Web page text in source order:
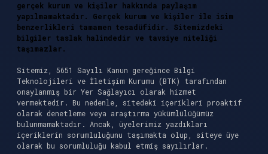
gerçek kurum ve kişiler hakkında paylaşım
yapılmamaktadır. Gerçek kurum ve kişiler ile isim
benzerlikleri tamamen tesadüfidir. Sitemizdeki
bilgiler taslak halindedir ve tavsiye niteliği
taşımazlar.
Sitemiz, 5651 Sayılı Kanun gereğince Bilgi
Teknolojileri ve İletişim Kurumu (BTK) tarafından
onaylanmış bir Yer Sağlayıcı olarak hizmet
vermektedir. Bu nedenle, sitedeki içerikleri proaktif
olarak denetleme veya araştırma yükümlülüğümüz
bulunmamaktadır. Ancak, üyelerimiz yazdıkları
içeriklerin sorumluluğunu taşımakta olup, siteye üye
olarak bu sorumluluğu kabul etmiş sayılırlar.